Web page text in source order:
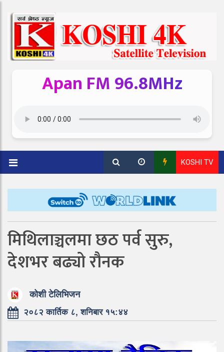
Apan FM 96.8MHz
KOSHI TV
मिथिलाञ्चलमा छठ पर्व सुरु,
देशभर बढ्यो रौनक
कोशी टेलिभिजन
२०८२ कार्तिक ८, शनिबार १५:४४